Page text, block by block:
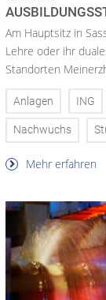
Am Hauptsitz in
Lehre oder ihr
Standorten
Anlagen ING
Nachwuchs
Mehr erfahren